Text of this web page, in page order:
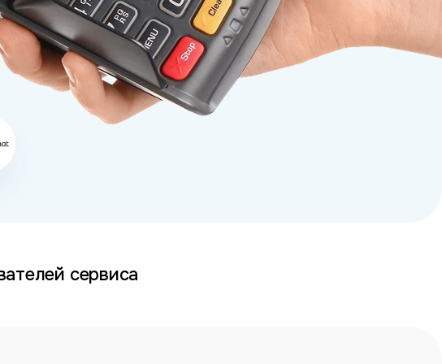
сервиса
в рекламных материалах. Однако реальные
пользователей зарубежных карточных
но существенными дополнительными
пополнение плюс дополнительный процент от